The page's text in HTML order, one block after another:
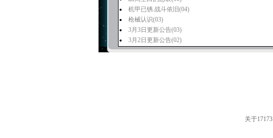
机甲已锈.战斗依旧(04)
枪械认识(03)
3月3日更新公告(03)
3月2日更新公告(02)
关于17173